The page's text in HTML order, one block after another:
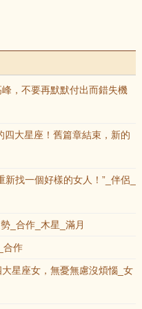
，不要再默默付出而錯失機
大星座！舊篇章結束，新的
找一個好樣的女人！”_伴侶_
_合作_木星_滿月
合作
星座女，無憂無慮沒煩惱_女